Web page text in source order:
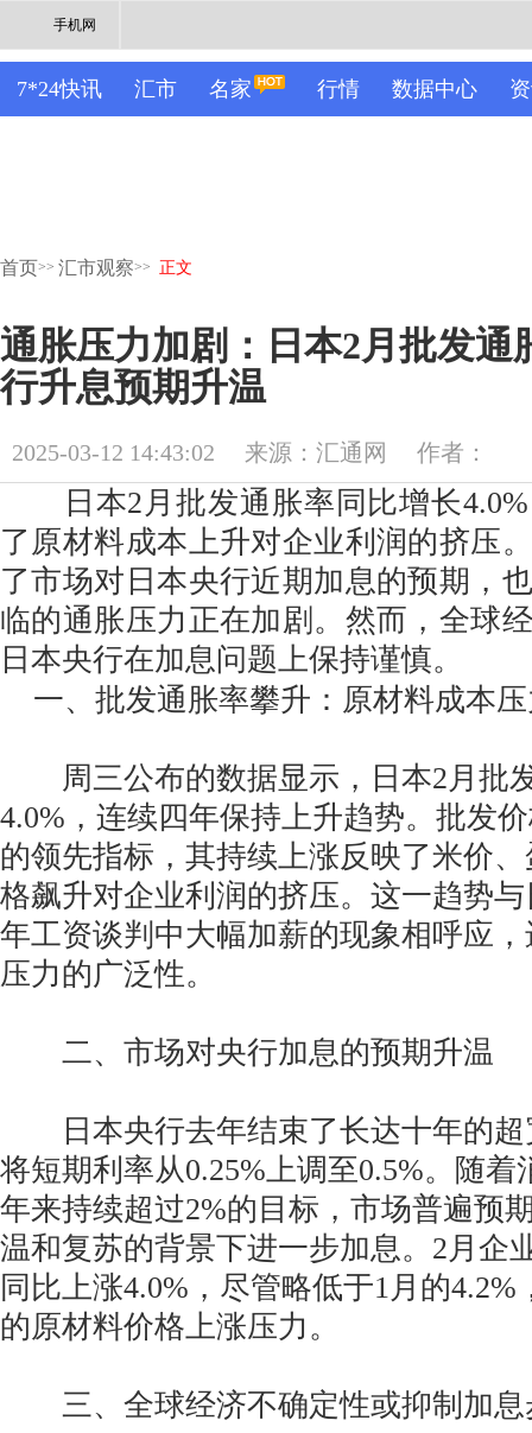
手机网
7*24快讯 汇市 名家 行情 数据中心
首页>> 汇市观察>> 正文
通胀压力加剧：日本2月批发通
行升息预期升温
2025-03-12 14:43:02 来源：汇通网 作者：
日本2月批发通胀率同比增长4.0%
了原材料成本上升对企业利润的挤压
了市场对日本央行近期加息的预期，
临的通胀压力正在加剧。然而，全球
日本央行在加息问题上保持谨慎。
一、批发通胀率攀升：原材料成本
周三公布的数据显示，日本2月批
4.0%，连续四年保持上升趋势。批发
的领先指标，其持续上涨反映了米价
格飙升对企业利润的挤压。这一趋势
年工资谈判中大幅加薪的现象相呼应
压力的广泛性。
二、市场对央行加息的预期升温
日本央行去年结束了长达十年的超
将短期利率从0.25%上调至0.5%。随
年来持续超过2%的目标，市场普遍预
温和复苏的背景下进一步加息。2月企
同比上涨4.0%，尽管略低于1月的
的原材料价格上涨压力。
三、全球经济不确定性或抑制加息